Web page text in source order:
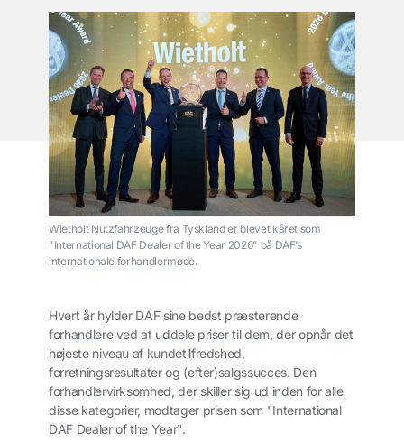
Wietholt Nutzfahrzeuge fra Tyskland er blevet kåret som
"International DAF Dealer of the Year 2026" på DAF’s
internationale forhandlermøde.
Hvert år hylder DAF sine bedst præsterende
forhandlere ved at uddele priser til dem, der opnår det
højeste niveau af kundetilfredshed,
forretningsresultater og (efter)salgssucces. Den
forhandlervirksomhed, der skiller sig ud inden for alle
disse kategorier, modtager prisen som "International
DAF Dealer of the Year".